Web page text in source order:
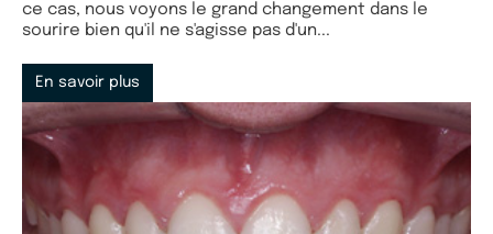
ce cas, nous voyons le grand changement dans le
sourire bien qu'il ne s'agisse pas d'un...
En savoir plus